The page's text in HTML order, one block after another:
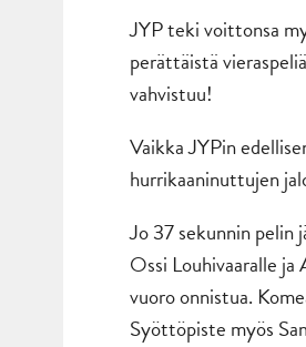
JYP teki voittonsa
perättäistä
vahvistuu!
Vaikka JYPin
hurrikaaninuttujen
Jo 37 sekunnin pelin
Ossi Louhivaaralle
vuoro onnistua.
Syöttöpiste myös